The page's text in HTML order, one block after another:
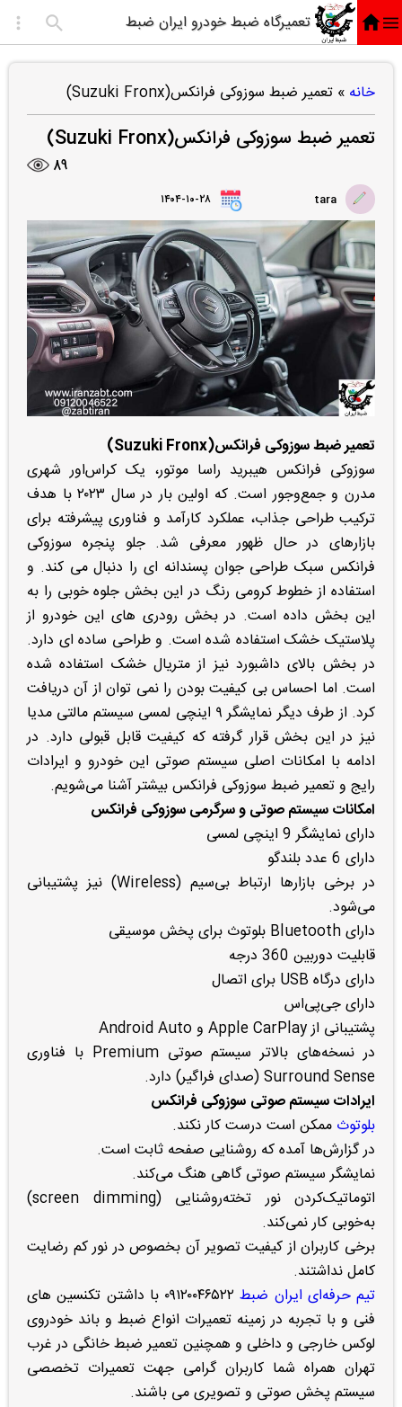
تعمیرگاه ضبط خودرو ایران ضبط
خانه » تعمیر ضبط سوزوکی فرانکس(Suzuki Fronx)
تعمیر ضبط سوزوکی فرانکس(Suzuki Fronx)
89
tara ۱۴۰۴-۱۰-۲۸
تعمیر ضبط سوزوکی فرانکس(Suzuki Fronx)
سوزوکی فرانکس هیبرید راسا موتور، یک کراس‌اور شهری
مدرن و جمع‌وجور است. که اولین بار در سال ۲۰۲۳ با هدف
ترکیب طراحی جذاب، عملکرد کارآمد و فناوری پیشرفته برای
بازارهای در حال ظهور معرفی شد. جلو پنجره سوزوکی
فرانکس سبک طراحی جوان پسندانه ای را دنبال می کند. و
استفاده از خطوط کرومی رنگ در این بخش جلوه خوبی را به
این بخش داده است. در بخش رودری های این خودرو از
پلاستیک خشک استفاده شده است. و طراحی ساده ای دارد.
در بخش بالای داشبورد نیز از متریال خشک استفاده شده
است. اما احساس بی کیفیت بودن را نمی توان از آن دریافت
کرد. از طرف دیگر نمایشگر ۹ اینچی لمسی سیستم مالتی مدیا
نیز در این بخش قرار گرفته که کیفیت قابل قبولی دارد. در
ادامه با امکانات اصلی سیستم صوتی این خودرو و ایرادات
رایج و تعمیر ضبط سوزوکی فرانکس بیشتر آشنا می‌شویم.
امکانات سیستم صوتی و سرگرمی سوزوکی فرانکس
دارای نمایشگر 9 اینچی لمسی
دارای 6 عدد بلندگو
در برخی بازارها ارتباط بی‌سیم (Wireless) نیز پشتیبانی
می‌شود.
دارای Bluetooth بلوتوث برای پخش موسیقی
قابلیت دوربین 360 درجه
دارای درگاه USB برای اتصال
دارای جی‌پی‌اس
پشتیبانی از Apple CarPlay و Android Auto
در نسخه‌های بالاتر سیستم صوتی Premium با فناوری
Surround Sense (صدای فراگیر) دارد.
ایرادات سیستم صوتی سوزوکی فرانکس
بلوتوث ممکن است درست کار نکند.
در گزارش‌ها آمده که روشنایی صفحه ثابت است.
نمایشگر سیستم صوتی گاهی هنگ می‌کند.
اتوماتیک‌کردن نور تخته‌روشنایی (screen dimming)
به‌خوبی کار نمی‌کند.
برخی کاربران از کیفیت تصویر آن بخصوص در نور کم رضایت
کامل نداشتند.
تیم حرفه‌ای ایران ضبط
۰۹۱۲۰۰۴۶۵۲۲ با داشتن تکنسین های
فنی و با تجربه در زمینه تعمیرات انواع ضبط و باند خودروی
لوکس خارجی و داخلی و همچنین تعمیر ضبط خانگی در غرب
تهران همراه شما کاربران گرامی جهت تعمیرات تخصصی
سیستم پخش صوتی و تصویری می باشند.